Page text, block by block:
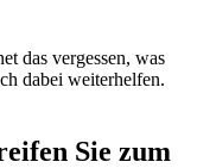
das vergessen, was
dabei weiterhelfen.
Sie zum